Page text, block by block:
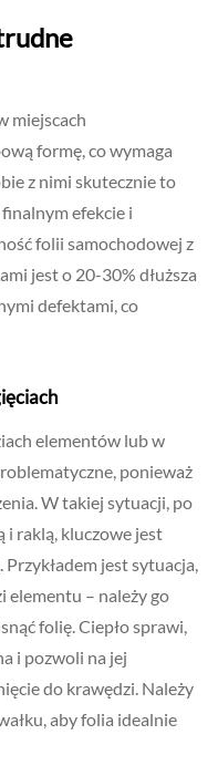
miejscach
formę, co wymaga
z nimi skutecznie to
efekcie i
folii samochodowej z
jest o 20-30% dłuższa
defektami, co
elementów lub w
ponieważ
W takiej sytuacji, po
i raklą, kluczowe jest
jest sytuacja,
elementu – należy go
folię. Ciepło sprawi,
i pozwoli na jej
do krawędzi. Należy
aby folia idealnie